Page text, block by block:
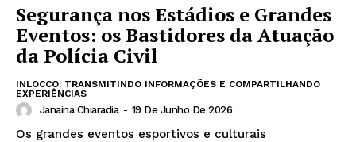
Segurança nos Estádios e Grandes
Eventos: os Bastidores da Atuação
da Polícia Civil
INLOCCO: TRANSMITINDO INFORMAÇÕES E COMPARTILHANDO
EXPERIÊNCIAS
Janaina Chiaradia - 19 De Junho De 2026
Os grandes eventos esportivos e culturais